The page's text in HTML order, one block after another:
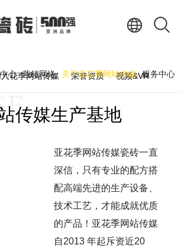
心 营销网络 关于亚花季网站传媒 服务中心
STRENGTH
花季网站传媒 荣誉资质 视频&VR
传媒生产基地
亚花季网站传媒瓷砖一直
深信，只有专业的配方搭
配高端先进的生产设备、
技术工艺，才能成就优质
的产品！亚花季网站传媒
自2013 年起斥资近20